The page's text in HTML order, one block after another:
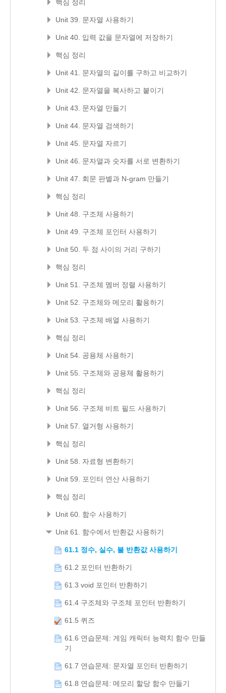
핵심 정리
Unit 39. 문자열 사용하기
Unit 40. 입력 값을 문자열에 저장하기
핵심 정리
Unit 41. 문자열의 길이를 구하고 비교하기
Unit 42. 문자열을 복사하고 붙이기
Unit 43. 문자열 만들기
Unit 44. 문자열 검색하기
Unit 45. 문자열 자르기
Unit 46. 문자열과 숫자를 서로 변환하기
Unit 47. 회문 판별과 N-gram 만들기
핵심 정리
Unit 48. 구조체 사용하기
Unit 49. 구조체 포인터 사용하기
Unit 50. 두 점 사이의 거리 구하기
핵심 정리
Unit 51. 구조체 멤버 정렬 사용하기
Unit 52. 구조체와 메모리 활용하기
Unit 53. 구조체 배열 사용하기
핵심 정리
Unit 54. 공용체 사용하기
Unit 55. 구조체와 공용체 활용하기
핵심 정리
Unit 56. 구조체 비트 필드 사용하기
Unit 57. 열거형 사용하기
핵심 정리
Unit 58. 자료형 변환하기
Unit 59. 포인터 연산 사용하기
핵심 정리
Unit 60. 함수 사용하기
Unit 61. 함수에서 반환값 사용하기
61.1 정수, 실수, 불 반환값 사용하기
61.2 포인터 반환하기
61.3 void 포인터 반환하기
61.4 구조체와 구조체 포인터 반환하기
61.5 퀴즈
61.6 연습문제: 게임 캐릭터 능력치 함수 만들
기
61.7 연습문제: 문자열 포인터 반환하기
61.8 연습문제: 메모리 할당 함수 만들기